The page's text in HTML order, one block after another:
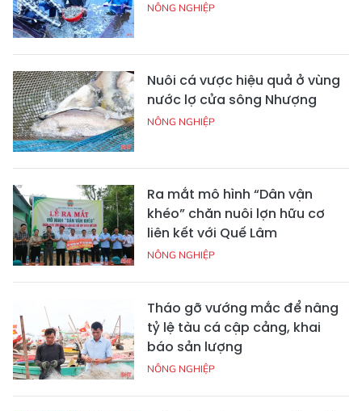
NÔNG NGHIỆP
Nuôi cá vược hiệu quả ở vùng
nước lợ cửa sông Nhượng
NÔNG NGHIỆP
Ra mắt mô hình “Dân vận
khéo” chăn nuôi lợn hữu cơ
liên kết với Quế Lâm
NÔNG NGHIỆP
Tháo gỡ vướng mắc để nâng
tỷ lệ tàu cá cập cảng, khai
báo sản lượng
NÔNG NGHIỆP